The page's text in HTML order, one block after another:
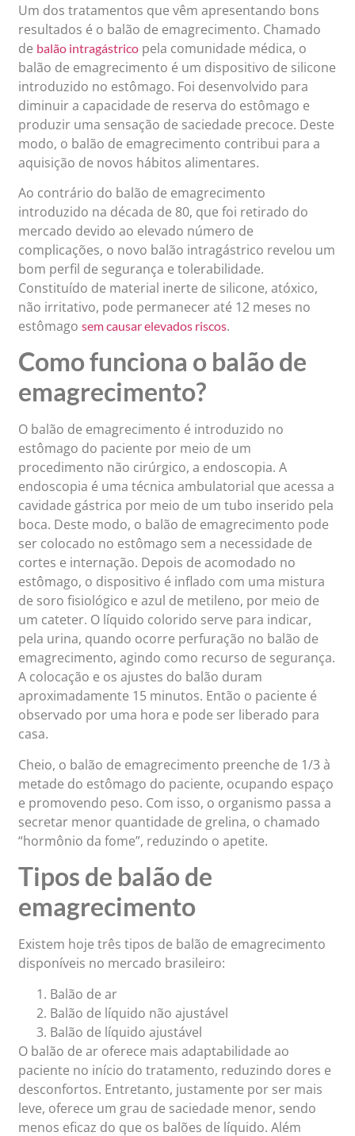
Um dos tratamentos que vêm apresentando bons
resultados é o balão de emagrecimento. Chamado
de balão intragástrico pela comunidade médica, o
balão de emagrecimento é um dispositivo de silicone
introduzido no estômago. Foi desenvolvido para
diminuir a capacidade de reserva do estômago e
produzir uma sensação de saciedade precoce. Deste
modo, o balão de emagrecimento contribui para a
aquisição de novos hábitos alimentares.
Ao contrário do balão de emagrecimento
introduzido na década de 80, que foi retirado do
mercado devido ao elevado número de
complicações, o novo balão intragástrico revelou um
bom perfil de segurança e tolerabilidade.
Constituído de material inerte de silicone, atóxico,
não irritativo, pode permanecer até 12 meses no
estômagosem causar elevados riscos.
Como funciona o balão de
emagrecimento?
O balão de emagrecimento é introduzido no
estômago do paciente por meio de um
procedimento não cirúrgico, a endoscopia. A
endoscopia é uma técnica ambulatorial que acessa a
cavidade gástrica por meio de um tubo inserido pela
boca. Deste modo, o balão de emagrecimento pode
ser colocado no estômago sem a necessidade de
cortes e internação. Depois de acomodado no
estômago, o dispositivo é inflado com uma mistura
de soro fisiológico e azul de metileno, por meio de
um cateter. O líquido colorido serve para indicar,
pela urina, quando ocorre perfuração no balão de
emagrecimento, agindo como recurso de segurança.
A colocação e os ajustes do balão duram
aproximadamente 15 minutos. Então o paciente é
observado por uma hora e pode ser liberado para
casa.
Cheio, o balão de emagrecimento preenche de 1/3 à
metade do estômago do paciente, ocupando espaço
e promovendo peso. Com isso, o organismo passa a
secretar menor quantidade de grelina, o chamado
“hormônio da fome”, reduzindo o apetite.
Tipos de balão de
emagrecimento
Existem hoje três tipos de balão de emagrecimento
disponíveis no mercado brasileiro:
Balão de ar
Balão de líquido não ajustável
Balão de líquido ajustável
O balão de ar oferece mais adaptabilidade ao
paciente no início do tratamento, reduzindo dores e
desconfortos. Entretanto, justamente por ser mais
leve, oferece um grau de saciedade menor, sendo
menos eficaz do que os balões de líquido. Além